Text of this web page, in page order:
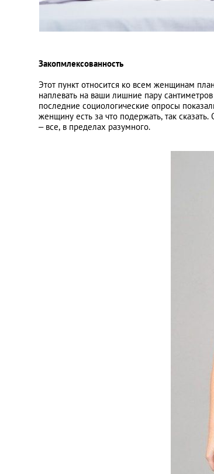
Закопмлексованность
Этот пункт относится ко всем женщинам
наплевать на ваши лишние пару
последние социологические опросы
женщину есть за что подержать, так
– все, в пределах разумного.